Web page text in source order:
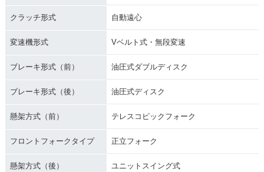
クラッチ形式 自動遠心
変速機形式 Vベルト式・無段変速
ブレーキ形式（前） 油圧式ダブルディスク
ブレーキ形式（後） 油圧式ディスク
懸架方式（前） テレスコピックフォーク
フロントフォークタイプ 正立フォーク
懸架方式（後） ユニットスイング式